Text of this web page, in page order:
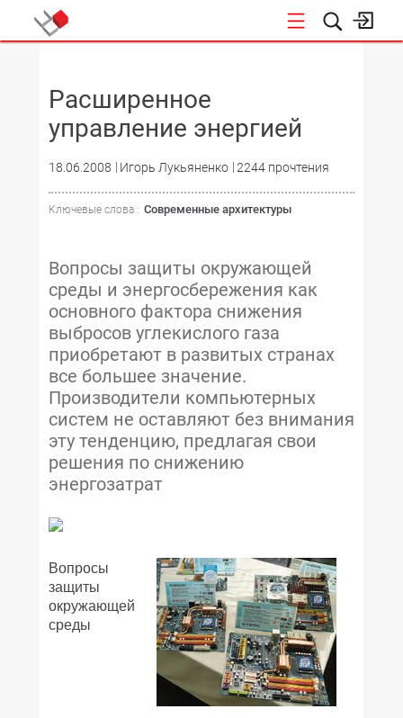
Расширенное
управление энергией
18.06.2008 Игорь Лукьяненко 2244 прочтения
Ключевые слова : Современные архитектуры
Вопросы защиты окружающей
среды и энергосбережения как
основного фактора снижения
выбросов углекислого газа
приобретают в развитых странах
все большее значение.
Производители компьютерных
систем не оставляют без внимания
эту тенденцию, предлагая свои
решения по снижению
энергозатрат
Вопросы
защиты
окружающей
среды